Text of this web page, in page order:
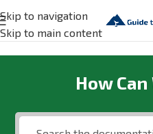
Skip to navigation
Skip to main content
How